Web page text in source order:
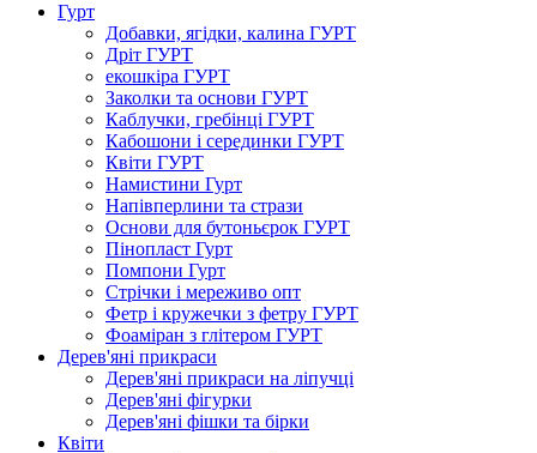
Гурт
Добавки, ягідки, калина ГУРТ
Дріт ГУРТ
екошкіра ГУРТ
Заколки та основи ГУРТ
Каблучки, гребінці ГУРТ
Кабошони і серединки ГУРТ
Квіти ГУРТ
Намистини Гурт
Напівперлини та стрази
Основи для бутоньєрок ГУРТ
Пінопласт Гурт
Помпони Гурт
Стрічки і мереживо опт
Фетр і кружечки з фетру ГУРТ
Фоаміран з глітером ГУРТ
Дерев'яні прикраси
Дерев'яні прикраси на ліпучці
Дерев'яні фігурки
Дерев'яні фішки та бірки
Квіти